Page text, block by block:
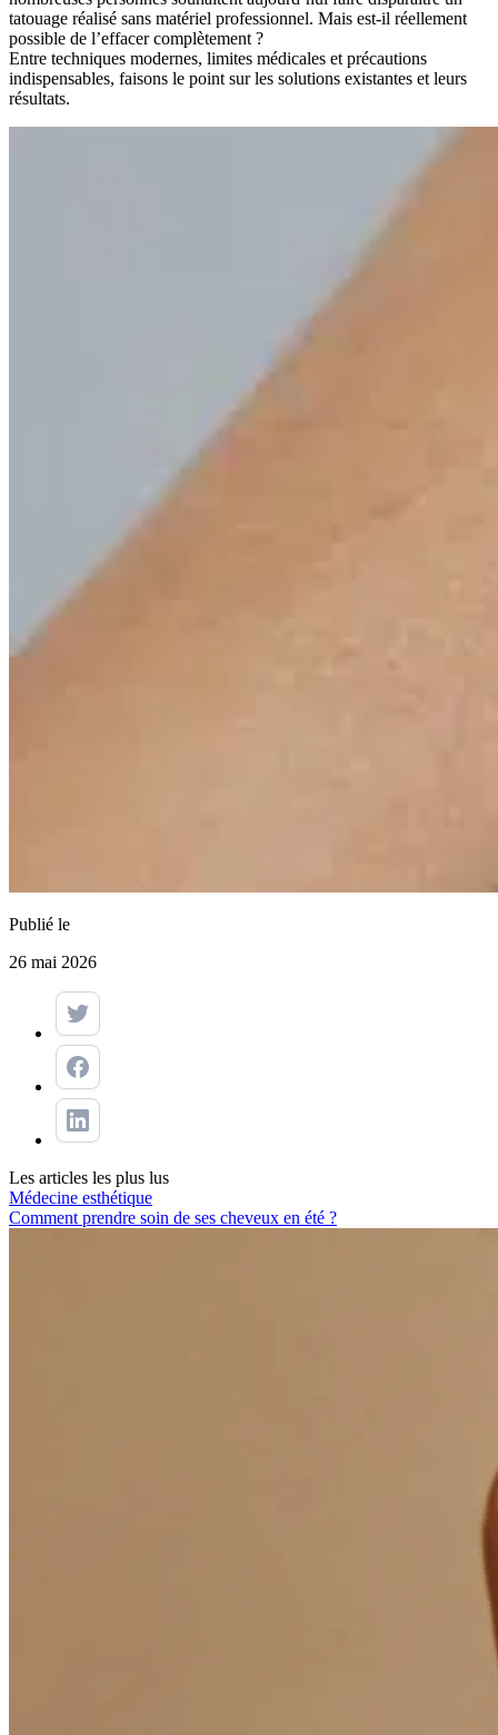
tatouage réalisé sans matériel professionnel. Mais est-il réellement
possible de l’effacer complètement ?
Entre techniques modernes, limites médicales et précautions
indispensables, faisons le point sur les solutions existantes et leurs
résultats.
Publié le
26 mai 2026
Les articles les plus lus
Médecine esthétique
Comment prendre soin de ses cheveux en été ?